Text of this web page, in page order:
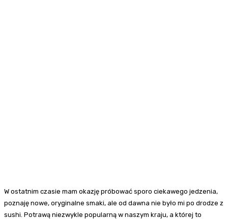
W ostatnim czasie mam okazję próbować sporo ciekawego jedzenia,
poznaję nowe, oryginalne smaki, ale od dawna nie było mi po drodze z
sushi. Potrawą niezwykle popularną w naszym kraju, a której to